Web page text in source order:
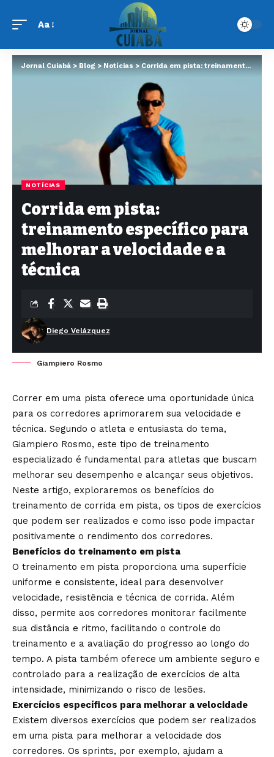
Aa
Jornal Cuiabá > Blog > Notícias > Corrida em pista: treinamento específico para melhorar a velocidade e a técnica
NOTÍCIAS
Corrida em pista:
treinamento específico para
melhorar a velocidade e a
técnica
Diego Velázquez
Giampiero Rosmo
Correr em uma pista oferece uma oportunidade única
para os corredores aprimorarem sua velocidade e
técnica. Segundo o atleta e entusiasta do tema,
Giampiero Rosmo, este tipo de treinamento
especializado é fundamental para atletas que buscam
melhorar seu desempenho e alcançar seus objetivos.
Neste artigo, exploraremos os benefícios do
treinamento de corrida em pista, os tipos de exercícios
que podem ser realizados e como isso pode impactar
positivamente o rendimento dos corredores.
Benefícios do treinamento em pista
O treinamento em pista proporciona uma superfície
uniforme e consistente, ideal para desenvolver
velocidade, resistência e técnica de corrida. Além
disso, permite aos corredores monitorar facilmente
sua distância e ritmo, facilitando o controle do
treinamento e a avaliação do progresso ao longo do
tempo. A pista também oferece um ambiente seguro e
controlado para a realização de exercícios de alta
intensidade, minimizando o risco de lesões.
Exercícios específicos para melhorar a velocidade
Existem diversos exercícios que podem ser realizados
em uma pista para melhorar a velocidade dos
corredores. Os sprints, por exemplo, ajudam a